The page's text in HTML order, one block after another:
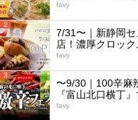
favy
2
7/31〜｜新静岡
店！濃厚クロッ
favy
3
〜9/30｜100辛麻
『富山北口横丁
favy